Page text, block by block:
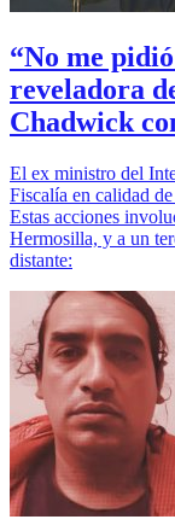
“No me
reveladora
Chadwick
El ex ministro del
Fiscalía en calidad
Estas acciones
Hermosilla, y a un
distante: